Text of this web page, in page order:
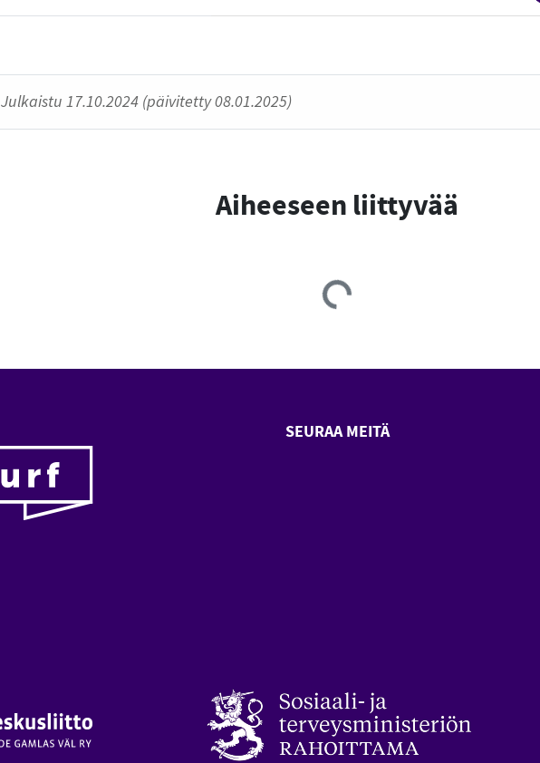
Julkaistu 17.10.2024 (päivitetty 08.01.2025)
Aiheeseen liittyvää
Loading...
SEURAA MEITÄ
Vanhustyön keskusliitto (avautuu uuteen ikkunaan)